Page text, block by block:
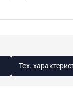
Тех.